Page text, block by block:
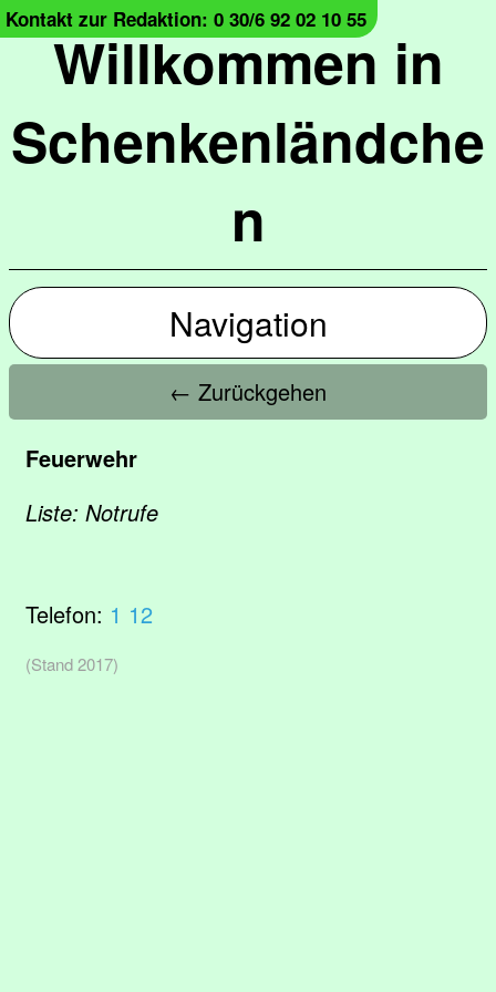
Willkommen in
Schenkenländche
n
Kontakt zur Redaktion: 0 30/6 92 02 10 55
Navigation
← Zurückgehen
Feuerwehr
Liste: Notrufe
Telefon: 1 12
(Stand 2017)